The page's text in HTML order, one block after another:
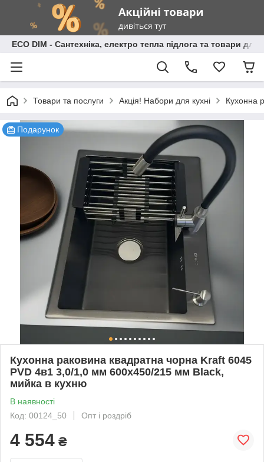
ECO DIM - Сантехніка, електро тепла підлога та товари для
Товари та послуги Акція! Набори для кухні Кухонна
Подарунок
Кухонна раковина квадратна чорна Kraft 6045
PVD 4в1 3,0/1,0 мм 600х450/215 мм Black,
мийка в кухню
В наявності
Код: 00124_50
Опт і роздріб
4 554 ₴